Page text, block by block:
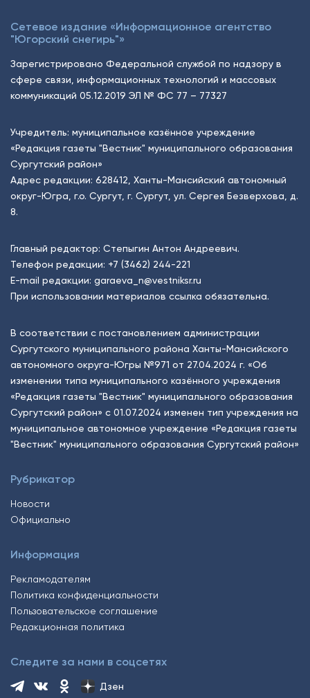
Сетевое издание «Информационное агентство
"Югорский снегирь"»
Зарегистрировано Федеральной службой по надзору в
сфере связи, информационных технологий и массовых
коммуникаций 05.12.2019 ЭЛ № ФС 77 – 77327
Учредитель: муниципальное казённое учреждение
«Редакция газеты "Вестник" муниципального образования
Сургутский район»
Адрес редакции: 628412, Ханты-Мансийский автономный
округ-Югра, г.о. Сургут, г. Сургут, ул. Сергея Безверхова, д.
8.
Главный редактор: Степыгин Антон Андреевич.
Телефон редакции: +7 (3462) 244-221
E-mail редакции: garaeva_n@vestniksr.ru
При использовании материалов ссылка обязательна.
В соответствии с постановлением администрации
Сургутского муниципального района Ханты-Мансийского
автономного округа-Югры №971 от 27.04.2024 г. «Об
изменении типа муниципального казённого учреждения
«Редакция газеты "Вестник" муниципального образования
Сургутский район» с 01.07.2024 изменен тип учреждения на
муниципальное автономное учреждение «Редакция газеты
"Вестник" муниципального образования Сургутский район»
Рубрикатор
Новости
Официально
Информация
Рекламодателям
Политика конфиденциальности
Пользовательское соглашение
Редакционная политика
Следите за нами в соцсетях
Дзен